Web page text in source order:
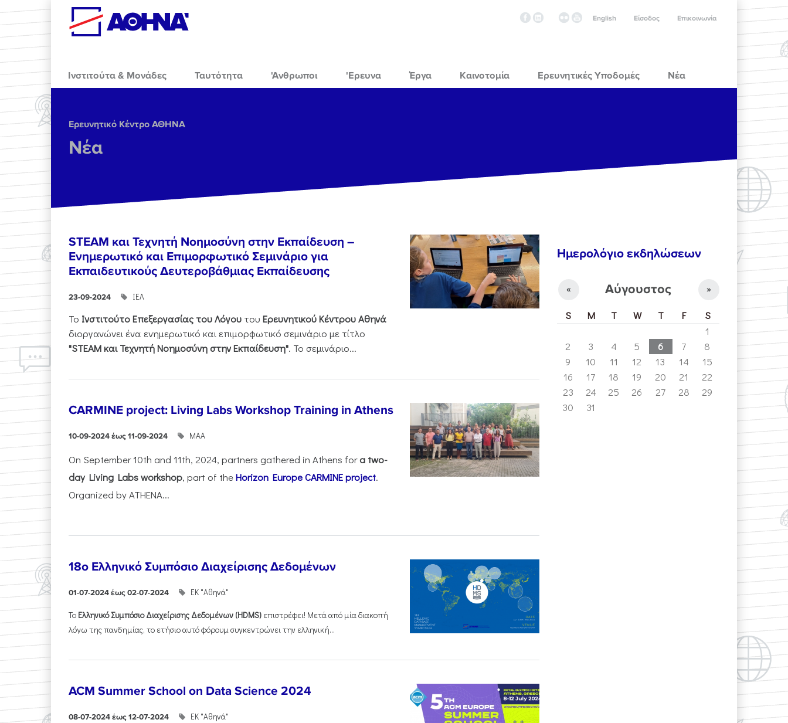
Skip to main content
Επικοινωνία
Είσοδος
English
Ινστιτούτα & Μονάδες Ταυτότητα 'Ανθρωποι 'Ερευνα Έργα Καινοτομία Ερευνητικές Υποδομές Νέα
Ερευνητικό Κέντρο ΑΘΗΝΑ
Νέα
STEAM και Τεχνητή Νοημοσύνη στην Εκπαίδευση –
Ενημερωτικό και Επιμορφωτικό Σεμινάριο για
Εκπαιδευτικούς Δευτεροβάθμιας Εκπαίδευσης
23-09-2024 ΙΕΛ
Το Ινστιτούτο Επεξεργασίας του Λόγου του Ερευνητικού Κέντρου Αθηνά
διοργανώνει ένα ενημερωτικό και επιμορφωτικό σεμινάριο με τίτλο
"STEAM και Τεχνητή Νοημοσύνη στην Εκπαίδευση". Το σεμινάριο...
CARMINE project: Living Labs Workshop Training in Athens
10-09-2024 έως 11-09-2024 ΜΑΑ
On September 10th and 11th, 2024, partners gathered in Athens fora two-
day Living Labs workshop, part of theHorizon EuropeCARMINE project.
Organized by ATHENA...
18o Ελληνικό Συμπόσιο Διαχείρισης Δεδομένων
01-07-2024 έως 02-07-2024 ΕΚ "Αθηνά"
Το Ελληνικό Συμπόσιο Διαχείρισης Δεδομένων (HDMS) επιστρέφει! Μετά από μία διακοπή
λόγω της πανδημίας, το ετήσιο αυτό φόρουμ συγκεντρώνει την ελληνική...
ACM Summer School on Data Science 2024
08-07-2024 έως 12-07-2024 ΕΚ "Αθηνά"
Ημερολόγιο εκδηλώσεων
Αύγουστος
« »
S M T W T F
S
1
2
3 4 5 6 7
8
9
10 11 12 13 14
15
16
17 18 19 20 21
22
23
24 25 26 27 28
29
30
31